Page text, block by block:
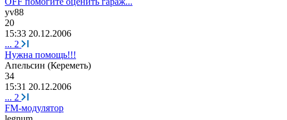
yv88
20
15:33 20.12.2006
... 2
Нужна помощь!!!
Апельсин (Кереметь)
34
15:31 20.12.2006
... 2
FM-модулятор